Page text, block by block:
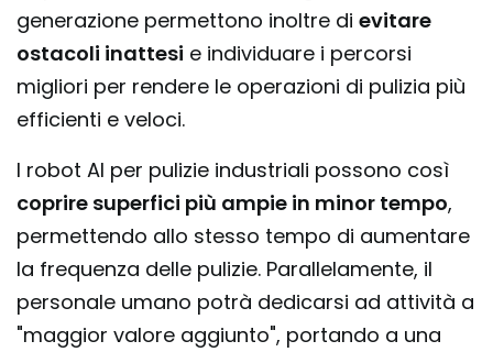
generazione permettono inoltre di evitare
ostacoli inattesi e individuare i percorsi
migliori per rendere le operazioni di pulizia più
efficienti e veloci.
I robot AI per pulizie industriali possono così
coprire superfici più ampie in minor tempo,
permettendo allo stesso tempo di aumentare
la frequenza delle pulizie. Parallelamente, il
personale umano potrà dedicarsi ad attività a
"maggior valore aggiunto", portando a una